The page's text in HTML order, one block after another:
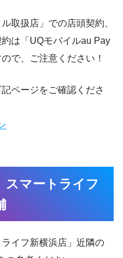
取扱店」での店頭契約、
は「UQモバイルau Pay
で、ご注意ください！
ページをご確認くださ
マートライフ
イフ新横浜店」近隣の